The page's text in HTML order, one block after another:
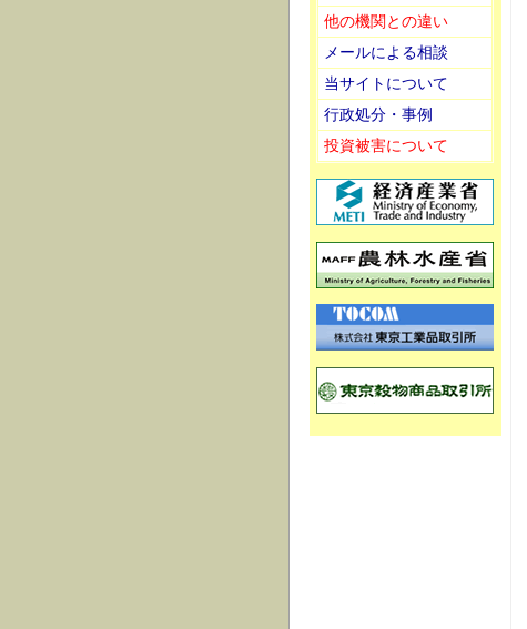
他の機関との違い
メールによる相談
当サイトについて
行政処分・事例
投資被害について